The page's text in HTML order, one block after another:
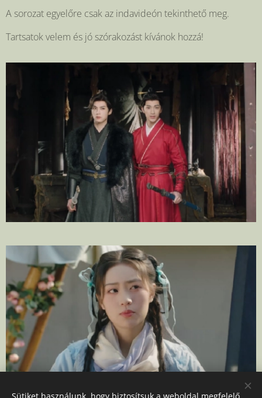
A sorozat egyelőre csak az indavideón tekinthető meg.
Tartsatok velem és jó szórakozást kívánok hozzá!